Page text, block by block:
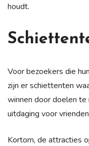
houdt.
Voor bezoekers die
zijn er schiettenten
winnen door doelen te
uitdaging voor
Kortom, de attracties